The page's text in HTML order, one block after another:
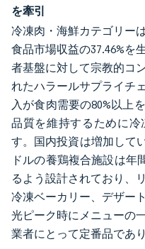
を牽引
冷凍肉・海鮮カテゴリー
食品市場収益の37.46%を
者基盤に対して宗教的コ
れたハラールサプライチ
入が食肉需要の80%以上
品質を維持するために
す。国内投資は増加して
ドルの養鶏複合施設は年
るよう設計されており、
冷凍ベーカリー、デザー
光ピーク時にメニューの
業者にとって定番品であ